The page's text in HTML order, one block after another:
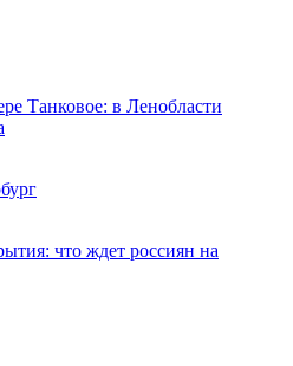
Танковое: в Ленобласти
что ждет россиян на